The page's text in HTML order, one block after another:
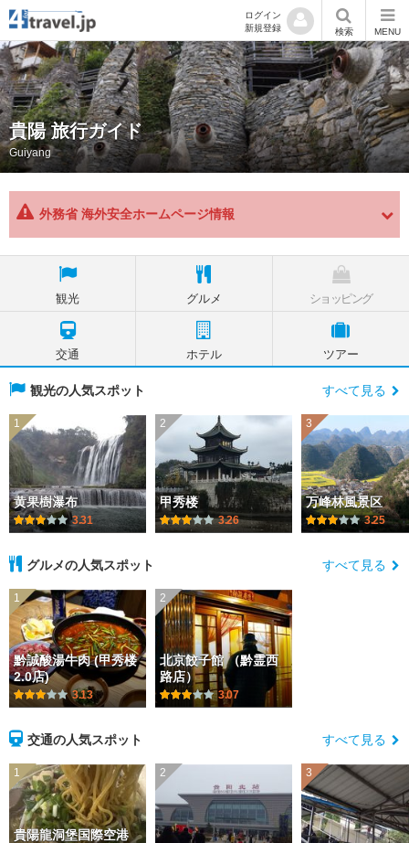
ログイン
新規登録
検索 MENU
貴陽 旅行ガイド
Guiyang
外務省 海外安全ホームページ情報
観光 グルメ ショッピング
交通 ホテル ツアー
観光の人気スポット すべて見る
1
黄果樹瀑布
3.31
2
甲秀楼
3.26
3
万峰林風景区
3.25
グルメの人気スポット すべて見る
1
黔誠酸湯牛肉 (甲秀楼
2.0店)
3.13
2
北京餃子館 （黔霊西
路店）
3.07
交通の人気スポット すべて見る
1
貴陽龍洞堡国際空港
2 3